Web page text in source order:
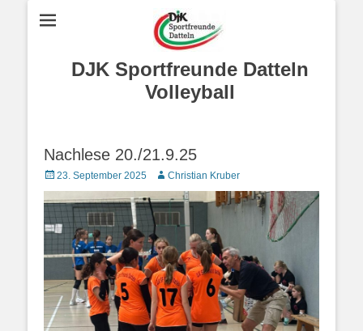
DJK Sportfreunde Datteln
Volleyball
Nachlese 20./21.9.25
Posted
on
23. September 2025 AutorChristian Kruber